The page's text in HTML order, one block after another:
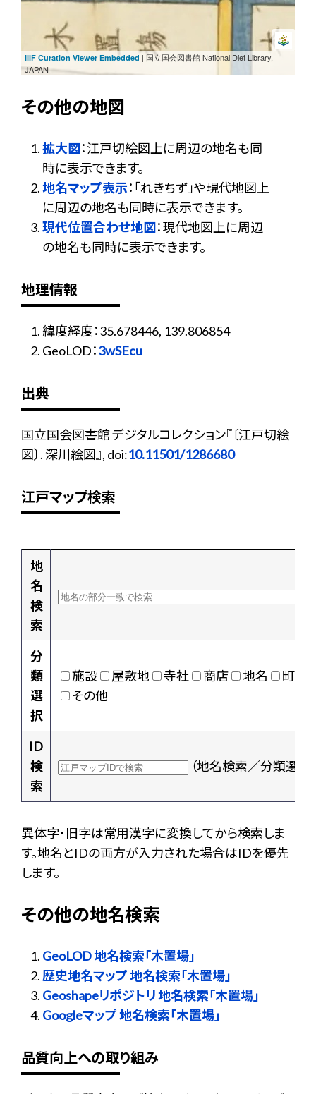
IIIF Curation Viewer Embedded | 国立国会図書館 National Diet Library,
JAPAN
その他の地図
拡大図：江戸切絵図上に周辺の地名も同
時に表示できます。
地名マップ表示：「れきちず」や現代地図上
に周辺の地名も同時に表示できます。
現代位置合わせ地図：現代地図上に周辺
の地名も同時に表示できます。
地理情報
緯度経度：35.678446, 139.806854
GeoLOD：3wSEcu
出典
国立国会図書館 デジタルコレクション『〔江戸切絵
図〕. 深川絵図』, doi:10.11501/1286680
江戸マップ検索
地
名
検
索
分
類
選
択
施設 屋敷地 寺社 商店 地名
町村
その他
ID
検
索
（地名検索／分類選択
異体字・旧字は常用漢字に変換してから検索しま
す。地名とIDの両方が入力された場合はIDを優先
します。
その他の地名検索
GeoLOD 地名検索「木置場」
歴史地名マップ 地名検索「木置場」
Geoshapeリポジトリ 地名検索「木置場」
Googleマップ 地名検索「木置場」
品質向上への取り組み